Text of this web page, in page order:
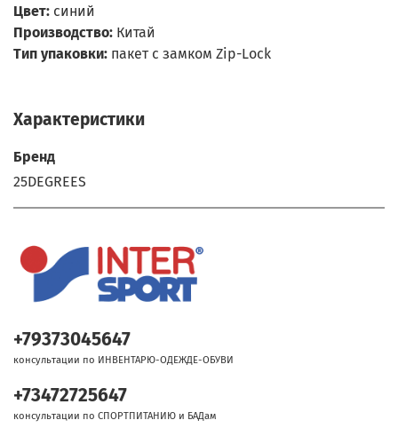
Цвет: синий
Производство: Китай
Тип упаковки: пакет с замком Zip-Lock
Характеристики
Бренд
25DEGREES
+79373045647
консультации по ИНВЕНТАРЮ-ОДЕЖДЕ-ОБУВИ
+73472725647
консультации по СПОРТПИТАНИЮ и БАДам